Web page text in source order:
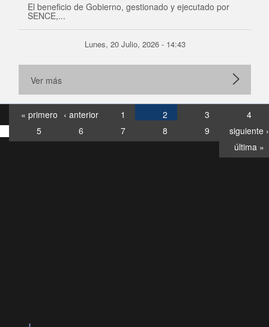
El beneficio de Gobierno, gestionado y ejecutado por
SENCE,...
Lunes, 20 Julio, 2026 - 14:43
Ver más
« primero ‹ anterior 1 2 3
4
5
6 7 8 9
siguiente ›
última »